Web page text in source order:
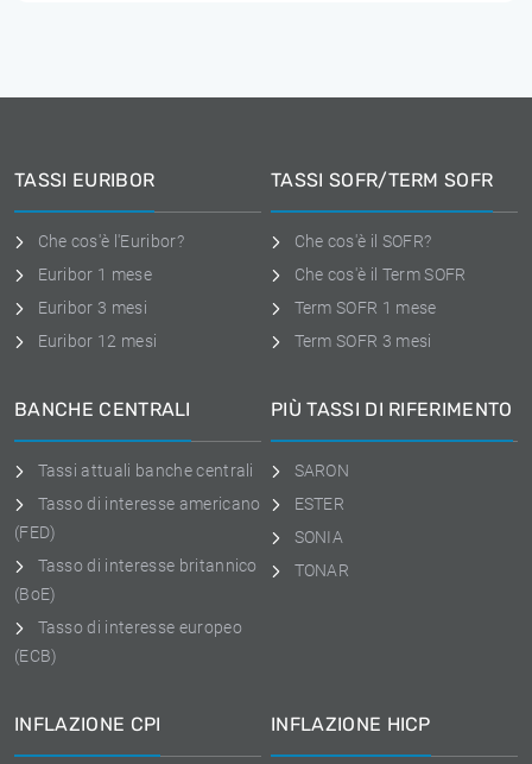
TASSI EURIBOR
Che cos'è l'Euribor?
Euribor 1 mese
Euribor 3 mesi
Euribor 12 mesi
TASSI SOFR/TERM SOFR
Che cos'è il SOFR?
Che cos'è il Term SOFR
Term SOFR 1 mese
Term SOFR 3 mesi
BANCHE CENTRALI
Tassi attuali banche centrali
Tasso di interesse americano
(FED)
Tasso di interesse britannico
(BoE)
Tasso di interesse europeo
(ECB)
PIÙ TASSI DI RIFERIMENTO
SARON
ESTER
SONIA
TONAR
INFLAZIONE CPI INFLAZIONE HICP